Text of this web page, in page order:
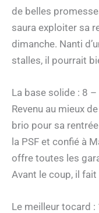
de belles
saura exploiter sa
dimanche. Nanti
stalles, il pourrait
La base solide : 8 –
Revenu au mieux
brio pour sa
la PSF et confié à
offre toutes les
Avant le coup, il
Le meilleur tocard